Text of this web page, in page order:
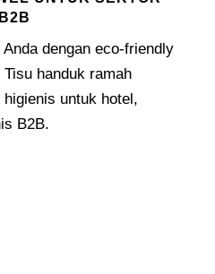
dengan eco-friendly
handuk ramah
untuk hotel,
B2B.